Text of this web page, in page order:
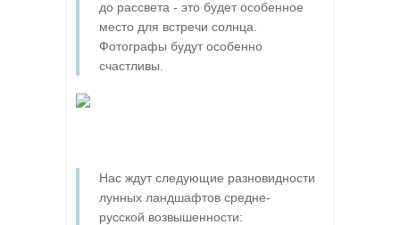
до рассвета - это будет особенное
место для встречи солнца.
Фотографы будут особенно
счастливы.
Нас ждут следующие разновидности
лунных ландшафтов средне-
русской возвышенности: